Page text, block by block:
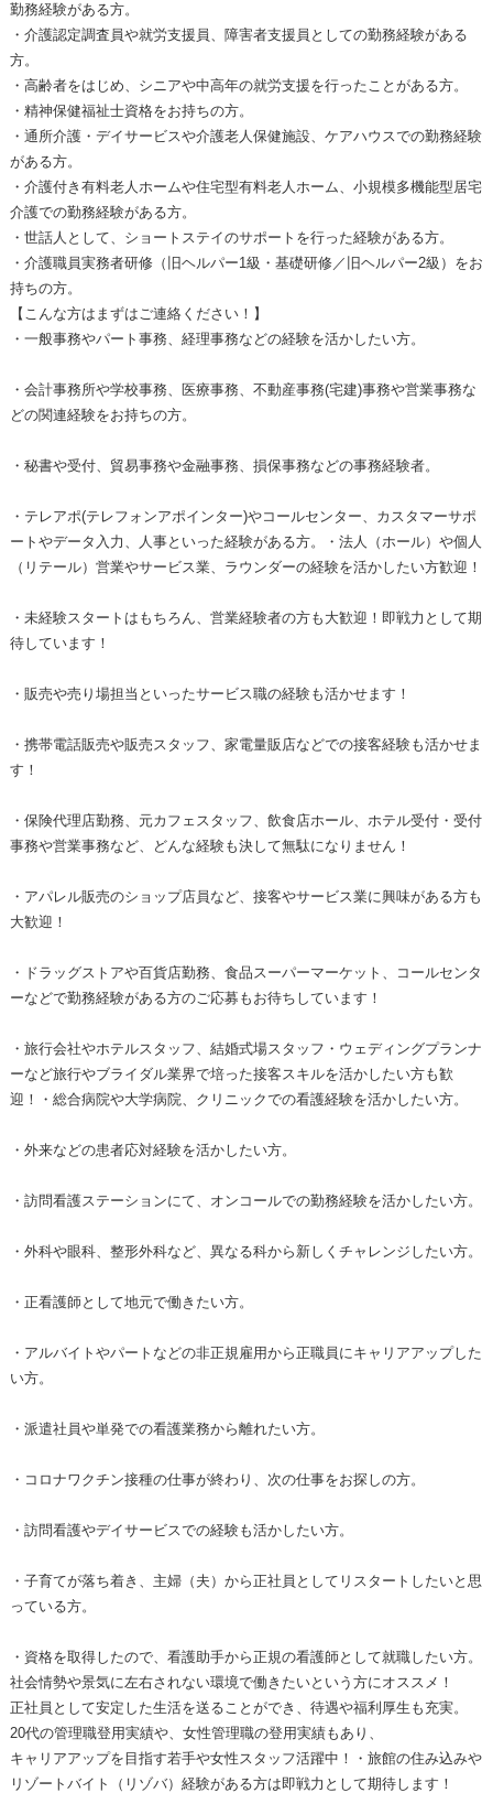
勤務経験がある方。
・介護認定調査員や就労支援員、障害者支援員としての勤務経験がある
方。
・高齢者をはじめ、シニアや中高年の就労支援を行ったことがある方。
・精神保健福祉士資格をお持ちの方。
・通所介護・デイサービスや介護老人保健施設、ケアハウスでの勤務経験
がある方。
・介護付き有料老人ホームや住宅型有料老人ホーム、小規模多機能型居宅
介護での勤務経験がある方。
・世話人として、ショートステイのサポートを行った経験がある方。
・介護職員実務者研修（旧ヘルパー1級・基礎研修／旧ヘルパー2級）をお
持ちの方。
【こんな方はまずはご連絡ください！】
・一般事務やパート事務、経理事務などの経験を活かしたい方。
・会計事務所や学校事務、医療事務、不動産事務(宅建)事務や営業事務な
どの関連経験をお持ちの方。
・秘書や受付、貿易事務や金融事務、損保事務などの事務経験者。
・テレアポ(テレフォンアポインター)やコールセンター、カスタマーサポ
ートやデータ入力、人事といった経験がある方。・法人（ホール）や個人
（リテール）営業やサービス業、ラウンダーの経験を活かしたい方歓迎！
・未経験スタートはもちろん、営業経験者の方も大歓迎！即戦力として期
待しています！
・販売や売り場担当といったサービス職の経験も活かせます！
・携帯電話販売や販売スタッフ、家電量販店などでの接客経験も活かせま
す！
・保険代理店勤務、元カフェスタッフ、飲食店ホール、ホテル受付・受付
事務や営業事務など、どんな経験も決して無駄になりません！
・アパレル販売のショップ店員など、接客やサービス業に興味がある方も
大歓迎！
・ドラッグストアや百貨店勤務、食品スーパーマーケット、コールセンタ
ーなどで勤務経験がある方のご応募もお待ちしています！
・旅行会社やホテルスタッフ、結婚式場スタッフ・ウェディングプランナ
ーなど旅行やブライダル業界で培った接客スキルを活かしたい方も歓
迎！・総合病院や大学病院、クリニックでの看護経験を活かしたい方。
・外来などの患者応対経験を活かしたい方。
・訪問看護ステーションにて、オンコールでの勤務経験を活かしたい方。
・外科や眼科、整形外科など、異なる科から新しくチャレンジしたい方。
・正看護師として地元で働きたい方。
・アルバイトやパートなどの非正規雇用から正職員にキャリアアップした
い方。
・派遣社員や単発での看護業務から離れたい方。
・コロナワクチン接種の仕事が終わり、次の仕事をお探しの方。
・訪問看護やデイサービスでの経験も活かしたい方。
・子育てが落ち着き、主婦（夫）から正社員としてリスタートしたいと思
っている方。
・資格を取得したので、看護助手から正規の看護師として就職したい方。
社会情勢や景気に左右されない環境で働きたいという方にオススメ！
正社員として安定した生活を送ることができ、待遇や福利厚生も充実。
20代の管理職登用実績や、女性管理職の登用実績もあり、
キャリアアップを目指す若手や女性スタッフ活躍中！・旅館の住み込みや
リゾートバイト（リゾバ）経験がある方は即戦力として期待します！